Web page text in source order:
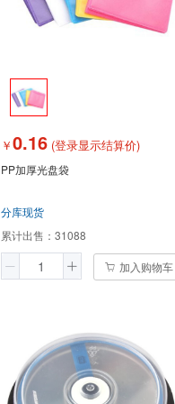
￥0.16 (登录显示结算价)
PP加厚光盘袋
分库现货
累计出售： 31088
加入购物车